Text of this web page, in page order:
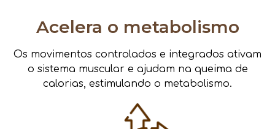
Acelera o metabolismo
Os movimentos controlados e integrados ativam
o sistema muscular e ajudam na queima de
calorias, estimulando o metabolismo.